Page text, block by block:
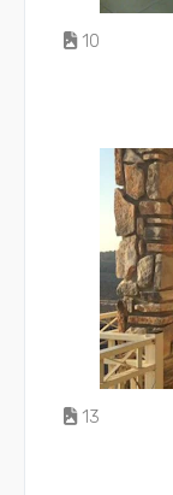
10
13